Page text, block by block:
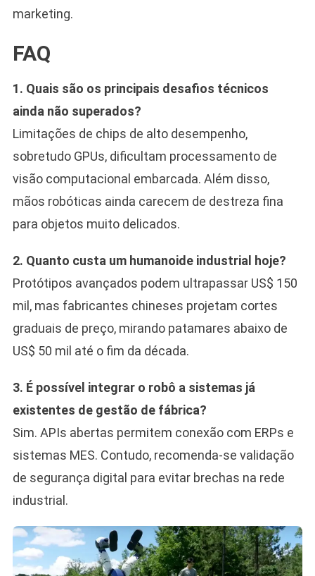
marketing.
FAQ
1. Quais são os principais desafios técnicos
ainda não superados?
Limitações de chips de alto desempenho,
sobretudo GPUs, dificultam processamento de
visão computacional embarcada. Além disso,
mãos robóticas ainda carecem de destreza fina
para objetos muito delicados.
2. Quanto custa um humanoide industrial hoje?
Protótipos avançados podem ultrapassar US$ 150
mil, mas fabricantes chineses projetam cortes
graduais de preço, mirando patamares abaixo de
US$ 50 mil até o fim da década.
3. É possível integrar o robô a sistemas já
existentes de gestão de fábrica?
Sim. APIs abertas permitem conexão com ERPs e
sistemas MES. Contudo, recomenda-se validação
de segurança digital para evitar brechas na rede
industrial.